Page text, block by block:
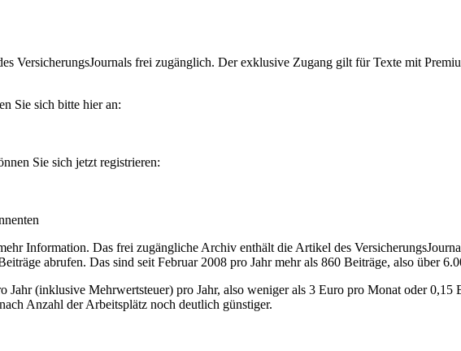
VersicherungsJournals frei zugänglich. Der exklusive Zugang gilt für Texte mit
Sie sich bitte hier an:
Sie sich jetzt registrieren:
Information. Das frei zugängliche Archiv enthält die Artikel des
abrufen. Das sind seit Februar 2008 pro Jahr mehr als 860 Beiträge, also über
Jahr (inklusive Mehrwertsteuer) pro Jahr, also weniger als 3 Euro pro Monat oder
Anzahl der Arbeitsplätz noch deutlich günstiger.